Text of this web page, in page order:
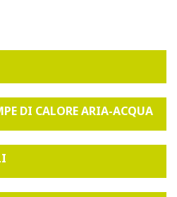
DI CALORE ARIA-ACQUA